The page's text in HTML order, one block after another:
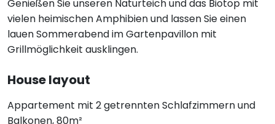
Genießen Sie unseren Naturteich und das Biotop mit
vielen heimischen Amphibien und lassen Sie einen
lauen Sommerabend im Gartenpavillon mit
Grillmöglichkeit ausklingen.
House layout
Appartement mit 2 getrennten Schlafzimmern und
Balkonen, 80m²